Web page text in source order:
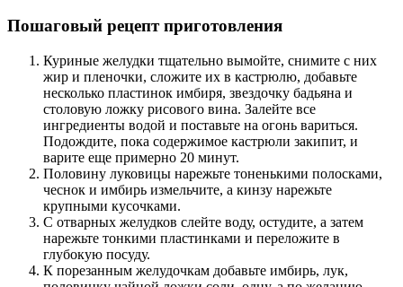
Пошаговый рецепт приготовления
Куриные желудки тщательно вымойте, снимите с них
жир и пленочки, сложите их в кастрюлю, добавьте
несколько пластинок имбиря, звездочку бадьяна и
столовую ложку рисового вина. Залейте все
ингредиенты водой и поставьте на огонь вариться.
Подождите, пока содержимое кастрюли закипит, и
варите еще примерно 20 минут.
Половину луковицы нарежьте тоненькими полосками,
чеснок и имбирь измельчите, а кинзу нарежьте
крупными кусочками.
С отварных желудков слейте воду, остудите, а затем
нарежьте тонкими пластинками и переложите в
глубокую посуду.
К порезанным желудочкам добавьте имбирь, лук,